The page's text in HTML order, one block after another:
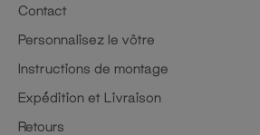
Contact
Personnalisez le vôtre
Instructions de montage
Expédition et Livraison
Retours